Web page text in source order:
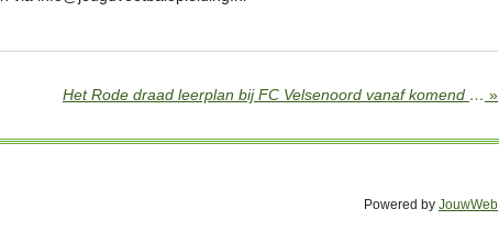
Het Rode draad leerplan bij FC Velsenoord vanaf komend seizoen »
Powered by JouwWeb